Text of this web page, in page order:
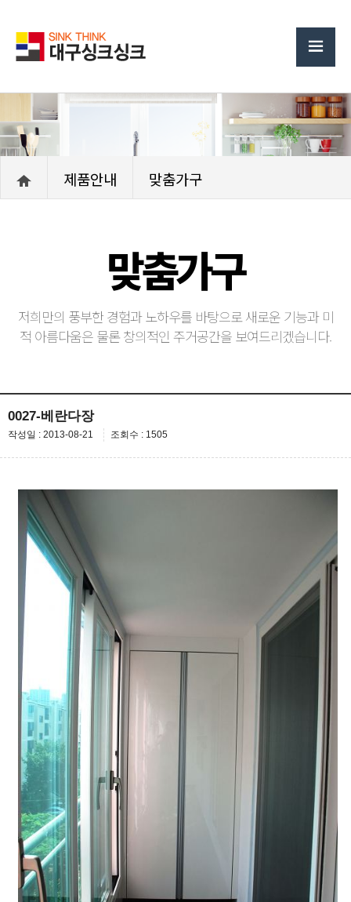
제품안내 맞춤가구
맞춤가구
저희만의 풍부한 경험과 노하우를 바탕으로 새로운 기능과 미
적 아름다움은 물론 창의적인 주거공간을 보여드리겠습니다.
0027-베란다장
작성일 : 2013-08-21 조회수 : 1505